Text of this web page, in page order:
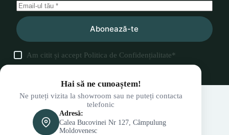
Abonează-te
Am citit și accept Politica de Confidențialitate*
Hai să ne cunoaștem!
Ne puteți vizita la showroom sau ne puteți contacta
telefonic
Adresă:
Calea Bucovinei Nr 127, Câmpulung
Moldovenesc